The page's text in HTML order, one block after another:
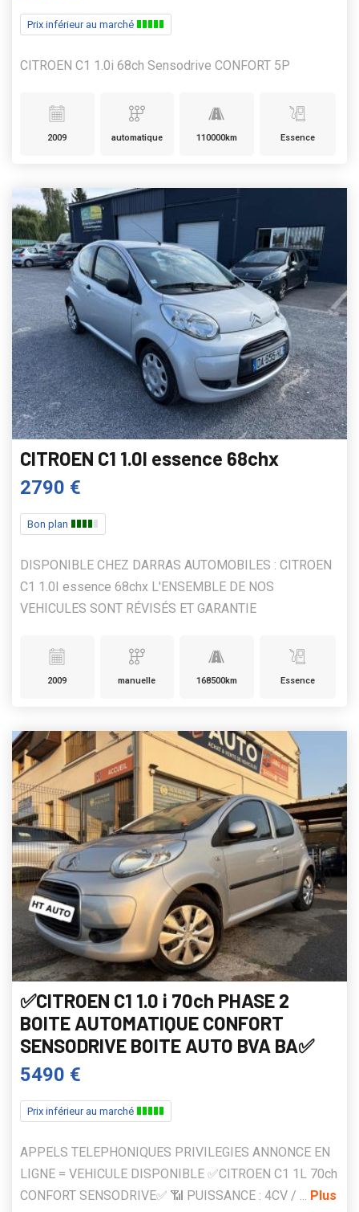
Prix inférieur au marché
CITROEN C1 1.0i 68ch Sensodrive CONFORT 5P
2009 automatique 110000km Essence
CITROEN C1 1.0I essence 68chx
2790 €
Bon plan
DISPONIBLE CHEZ DARRAS AUTOMOBILES : CITROEN
C1 1.0I essence 68chx L'ENSEMBLE DE NOS
VEHICULES SONT RÉVISÉS ET GARANTIE
2009 manuelle 168500km Essence
✅CITROEN C1 1.0 i 70ch PHASE 2
BOITE AUTOMATIQUE CONFORT
SENSODRIVE BOITE AUTO BVA BA✅
5490 €
Prix inférieur au marché
APPELS TELEPHONIQUES PRIVILEGIES ANNONCE EN
LIGNE = VEHICULE DISPONIBLE ✅CITROEN C1 1L 70ch
CONFORT SENSODRIVE✅ 📶 PUISSANCE : 4CV / ... Plus